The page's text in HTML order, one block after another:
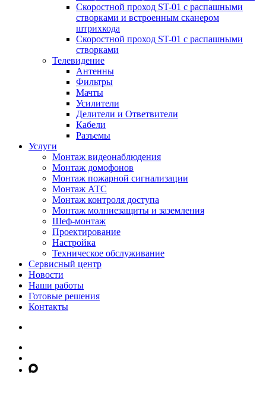
Скоростной проход ST-01 с распашными
створками и встроенным сканером
штрихкода
Скоростной проход ST-01 с распашными
створками
Телевидение
Антенны
Фильтры
Мачты
Усилители
Делители и Ответвители
Кабели
Разъемы
Услуги
Монтаж видеонаблюдения
Монтаж домофонов
Монтаж пожарной сигнализации
Монтаж АТС
Монтаж контроля доступа
Монтаж молниезащиты и заземления
Шеф-монтаж
Проектирование
Настройка
Техническое обслуживание
Сервисный центр
Новости
Наши работы
Готовые решения
Контакты